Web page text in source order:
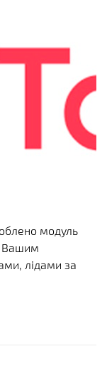
модуль
Вашим
лідами за